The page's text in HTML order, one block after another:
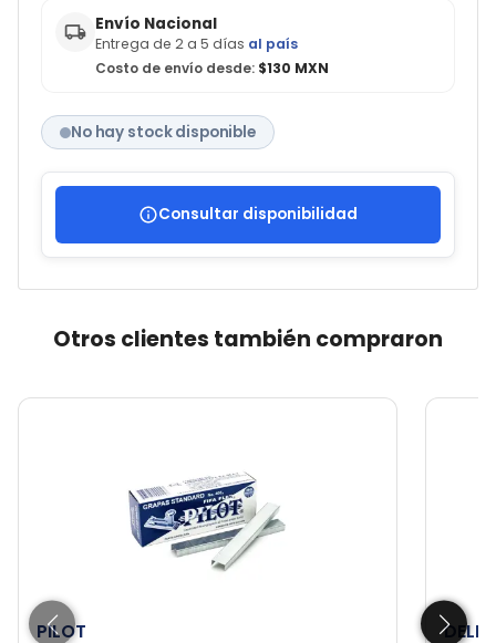
Envío Nacional
Entrega de 2 a 5 días al país
Costo de envío desde: $130 MXN
No hay stock disponible
Consultar disponibilidad
Otros clientes también compraron
PILOT DELL